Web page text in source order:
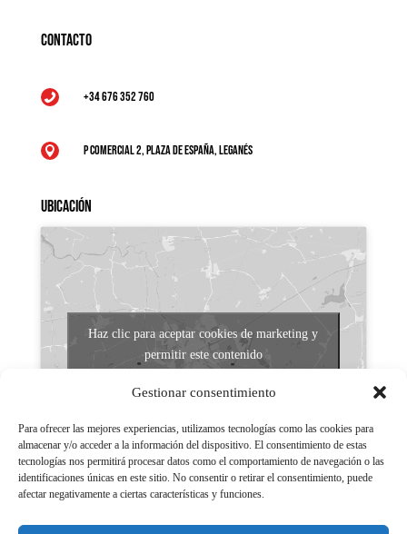
Gestionar consentimiento
Para ofrecer las mejores experiencias, utilizamos tecnologías como las cookies para
almacenar y/o acceder a la información del dispositivo. El consentimiento de estas
tecnologías nos permitirá procesar datos como el comportamiento de navegación o las
identificaciones únicas en este sitio. No consentir o retirar el consentimiento, puede
afectar negativamente a ciertas características y funciones.
Contacto
 +34 676 352 760
 P Comercial 2, Plaza de España, Leganés
Ubicación
Haz clic para aceptar cookies de marketing y
permitir este contenido
Aviso legal